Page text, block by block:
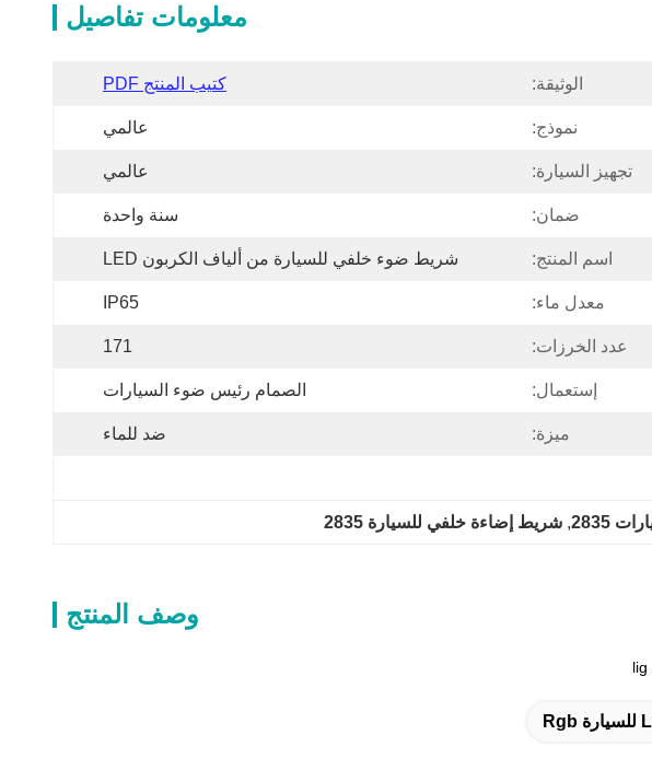
معلومات تفاصيل
الوثيقة: كتيب المنتج PDF
نموذج: عالمي
تجهيز السيارة: عالمي
ضمان: سنة واحدة
اسم المنتج: شريط ضوء خلفي للسيارة من ألياف الكربون LED
معدل ماء: IP65
عدد الخرزات: 171
إستعمال: الصمام رئيس ضوء السيارات
ميزة: ضد للماء
, شريط إضاءة خلفي للسيارة 2835
وصف المنتج